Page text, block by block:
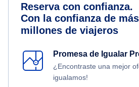
Reserva con confianza.
Con la confianza de
millones de viajeros
Promesa de Igualar
¿Encontraste una mejor
igualamos!